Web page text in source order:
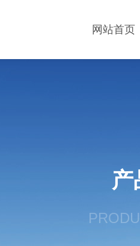
网站首页
产